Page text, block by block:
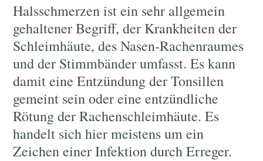
Halsschmerzen ist ein sehr allgemein
gehaltener Begriff, der Krankheiten der
Schleimhäute, des Nasen-Rachenraumes
und der Stimmbänder umfasst. Es kann
damit eine Entzündung der Tonsillen
gemeint sein oder eine entzündliche
Rötung der Rachenschleimhäute. Es
handelt sich hier meistens um ein
Zeichen einer Infektion durch Erreger.